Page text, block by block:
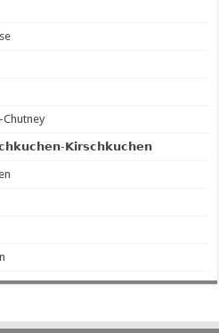
𝗞𝗶𝗿𝘀𝗰𝗵𝗸𝘂𝗰𝗵𝗲𝗻